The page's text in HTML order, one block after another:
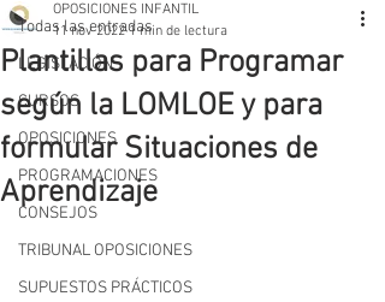
Todas las entradas
LEGISLACIÓN
CURSOS
OPOSICIONES
PROGRAMACIONES
CONSEJOS
TRIBUNAL OPOSICIONES
SUPUESTOS PRÁCTICOS
Plantillas para Programar
según la LOMLOE y para
formular Situaciones de
Aprendizaje
OPOSICIONES INFANTIL
11 nov 2022 1 min de lectura